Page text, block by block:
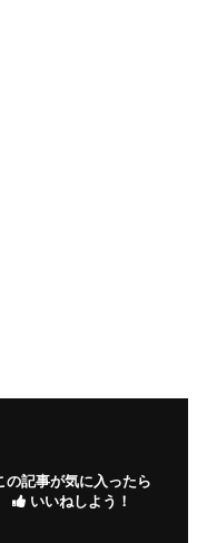
の記事が気に入ったら
いいねしよう！